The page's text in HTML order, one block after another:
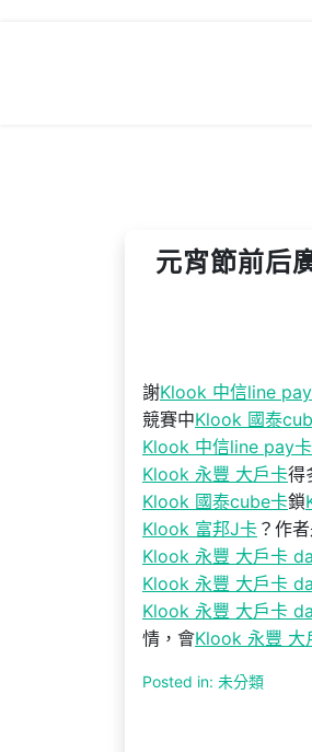
元宵節前后
謝Klook 中信line
競賽中Klook 國泰
Klook 中信line pay卡
Klook 永豐 大戶卡得
Klook 國泰cube卡鎖
Klook 富邦J卡 ？作
Klook 永豐 大戶卡
Klook 永豐 大戶卡
Klook 永豐 大戶卡
情，會Klook 永豐 大
Posted in: 未分類